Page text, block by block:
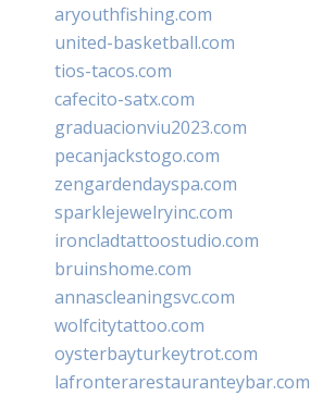
aryouthfishing.com
united-basketball.com
tios-tacos.com
cafecito-satx.com
graduacionviu2023.com
pecanjackstogo.com
zengardendayspa.com
sparklejewelryinc.com
ironcladtattoostudio.com
bruinshome.com
annascleaningsvc.com
wolfcitytattoo.com
oysterbayturkeytrot.com
lafronterarestauranteybar.com